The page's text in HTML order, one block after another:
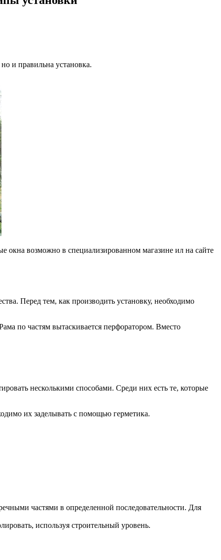
и правильна установка.
окна возможно в специализированном магазине ил на сайте
Перед тем, как производить установку, необходимо
по частям вытаскивается перфоратором. Вместо
несколькими способами. Среди них есть те, которые
их заделывать с помощью герметика.
частями в определенной последовательности. Для
используя строительный уровень.